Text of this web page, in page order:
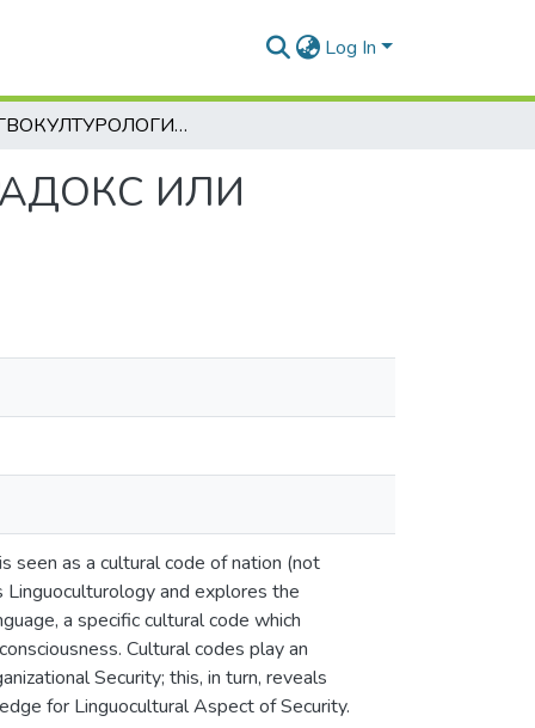
Log In
ЛИНГВОКУЛТУРОЛОГИЯ И СИГУРНОСТ – ПАРАДОКС ИЛИ ВЗАИМОЗАВИСИМОСТ
ИЛИ
seen as a cultural code of nation (not
Linguoculturology and explores the
a specific cultural code which
Cultural codes play an
Security; this, in turn, reveals
for Linguocultural Aspect of Security.